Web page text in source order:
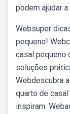
podem ajudar
Websuper
pequeno!
casal pequeno
soluções
Webdescubra
quarto de
inspiram.